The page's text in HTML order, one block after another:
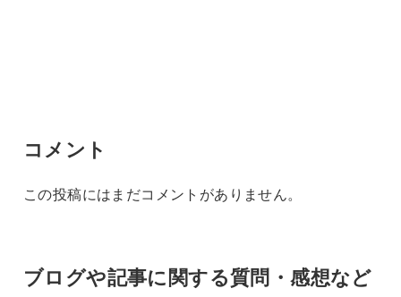
コメント
この投稿にはまだコメントがありません。
ブログや記事に関する質問・感想など